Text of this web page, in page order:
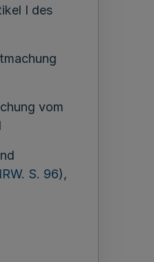
I des
vom
S. 96),